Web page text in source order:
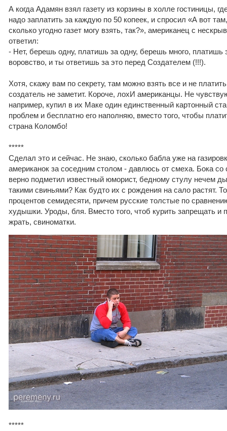
А когда Адамян взял газету из корзины в холле гостиницы,
надо заплатить за каждую по 50 копеек, и спросил «А вот
сколько угодно газет могу взять, так?», американец с
ответил:
- Нет, берешь одну, платишь за одну, берешь много, платишь
воровство, и ты ответишь за это перед Создателем (!!!).
Хотя, скажу вам по секрету, там можно взять все и не
создатель не заметит. Короче, лохИ американцы. Не
например, купил в их Маке один единственный картонный
проблем и бесплатно его наполняю, вместо того, чтобы
страна Коломбо!
*****
Сделал это и сейчас. Не знаю, сколько бабла уже на
американок за соседним столом - давлюсь от смеха. Бока
верно подметил известный юморист, бедному стулу нечем
такими свиньями? Как будто их с рождения на сало растят.
процентов семидесяти, причем русские толстые по
худышки. Уроды, бля. Вместо того, чтоб курить запрещать и
жрать, свиноматки.
*****